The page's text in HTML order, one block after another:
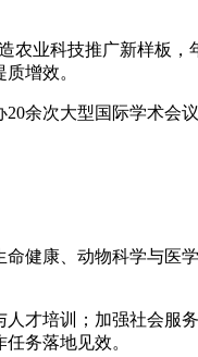
业科技推广新样板
增效。
余次大型国际学术会
健康、动物科学与
才培训；加强社会
务落地见效。